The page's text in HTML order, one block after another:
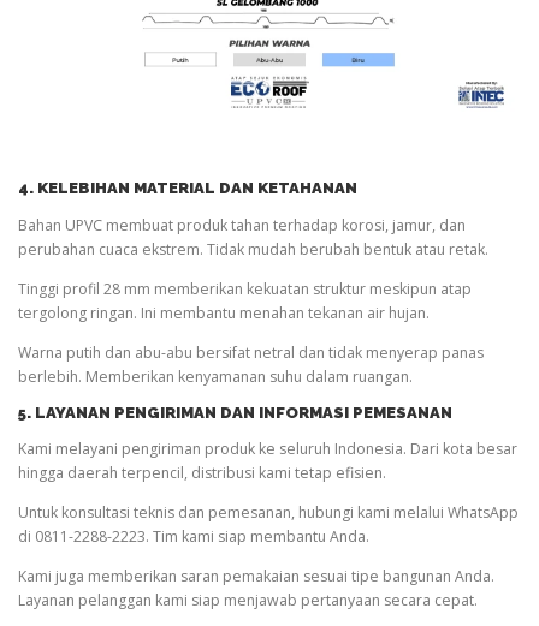
4. KELEBIHAN MATERIAL DAN KETAHANAN
Bahan UPVC membuat produk tahan terhadap korosi, jamur, dan
perubahan cuaca ekstrem. Tidak mudah berubah bentuk atau retak.
Tinggi profil 28 mm memberikan kekuatan struktur meskipun atap
tergolong ringan. Ini membantu menahan tekanan air hujan.
Warna putih dan abu-abu bersifat netral dan tidak menyerap panas
berlebih. Memberikan kenyamanan suhu dalam ruangan.
5. LAYANAN PENGIRIMAN DAN INFORMASI PEMESANAN
Kami melayani pengiriman produk ke seluruh Indonesia. Dari kota besar
hingga daerah terpencil, distribusi kami tetap efisien.
Untuk konsultasi teknis dan pemesanan, hubungi kami melalui WhatsApp
di 0811-2288-2223. Tim kami siap membantu Anda.
Kami juga memberikan saran pemakaian sesuai tipe bangunan Anda.
Layanan pelanggan kami siap menjawab pertanyaan secara cepat.